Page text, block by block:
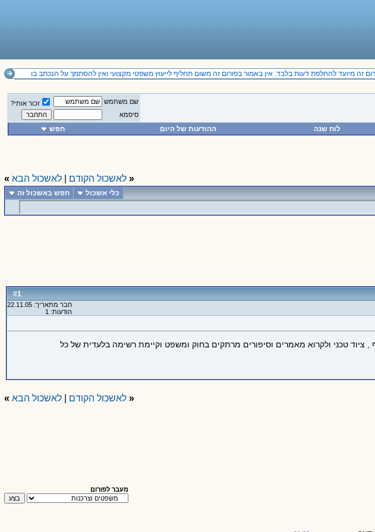
זה מיועד להחלפת דעות בלבד. אין באמור בפורום זה משום תחליף לייעוץ משפטי מקצועי ואין להסתמך על הנכתב בו
שם משתמש
זכור אותי?
סיסמא
לוח שנה ההודעות של היום חפש
« לאשכול הקודם לאשכול הבא »
כלי אשכול חפש באשכול זה
#
1
חבר מתאריך: 22.11.05
הודעות: 1
, ציוד טכני ולקרוא מאמרים וסיפורים מרתקים בחוק ומשפט וקיימת רשימה בלעדית של כל
« לאשכול הקודם |לאשכול הבא »
מעבר לפורום